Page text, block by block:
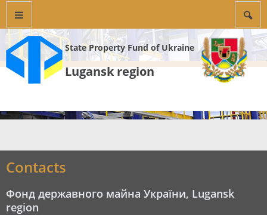
State Property Fund of Ukraine
Lugansk region
Contacts
Фонд державного майна України, Lugansk
region